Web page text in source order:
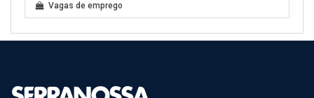
Vagas de emprego